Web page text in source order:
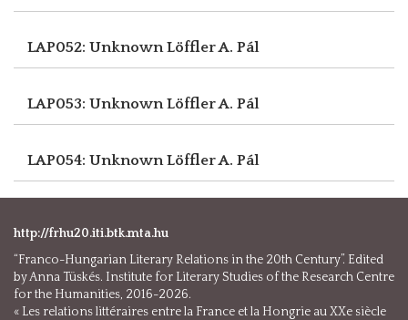
LAP052: UnknownLöffler A. Pál
LAP053: UnknownLöffler A. Pál
LAP054: UnknownLöffler A. Pál
http://frhu20.iti.btk.mta.hu
“Franco-Hungarian Literary Relations in the 20th Century”. Edited
by Anna Tüskés. Institute for Literary Studies of the Research Centre
for the Humanities, 2016-2026.
« Les relations littéraires entre la France et la Hongrie au XXe siècle